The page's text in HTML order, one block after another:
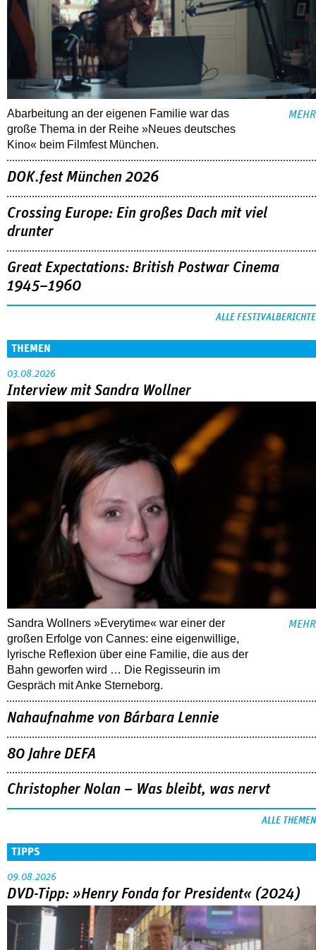
Abarbeitung an der eigenen Familie war das
große Thema in der Reihe »Neues deutsches
Kino« beim Filmfest München.
MEHR
DOK.fest München 2026
Crossing Europe: Ein großes Dach mit viel
drunter
Great Expectations: British Postwar Cinema
1945–1960
ALLE FESTIVALBERICHTE
THEMEN
03.08.2026
Interview mit Sandra Wollner
Sandra Wollners »Everytime« war einer der
großen Erfolge von Cannes: eine eigenwillige,
lyrische Reflexion über eine ­Familie, die aus der
Bahn geworfen wird … Die Regisseurin im
Gespräch mit Anke Sterneborg.
MEHR
Nahaufnahme von Bárbara Lennie
80 Jahre DEFA
Christopher Nolan – Was bleibt, was nervt
ALLE THEMEN
TIPPS
09.08.2026
DVD-Tipp: »Henry Fonda for President« (2024)